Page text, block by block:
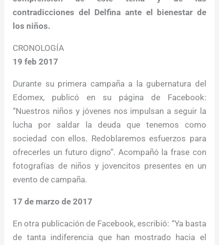
contradicciones del Delfina ante el bienestar de
los niños.
CRONOLOGÍA
19 feb 2017
Durante su primera campaña a la gubernatura del
Edomex, publicó en su página de Facebook:
“Nuestros niños y jóvenes nos impulsan a seguir la
lucha por saldar la deuda que tenemos como
sociedad con ellos. Redoblaremos esfuerzos para
ofrecerles un futuro digno”. Acompañó la frase con
fotografías de niños y jovencitos presentes en un
evento de campaña.
17 de marzo de 2017
En otra publicación de Facebook, escribió: “Ya basta
de tanta indiferencia que han mostrado hacia el